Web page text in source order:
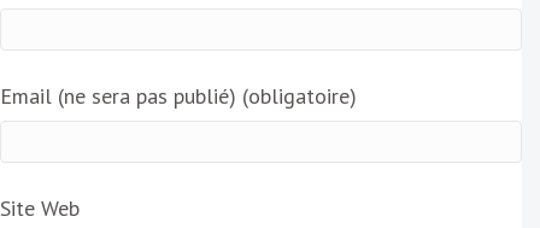
Email (ne sera pas publié) (obligatoire)
Site Web